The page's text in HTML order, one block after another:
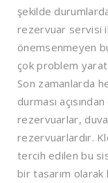
şekilde
rezervuar servisi
önemsenmeyen
çok problem
Son zamanlarda
durması
rezervuarlar,
rezervuarlardır.
tercih edilen bu
bir tasarım